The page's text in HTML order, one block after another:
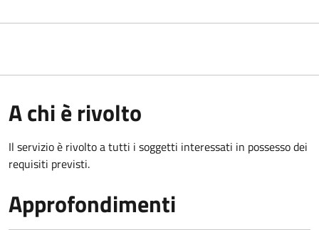
A chi è rivolto
Il servizio è rivolto a tutti i soggetti interessati in possesso dei
requisiti previsti.
Approfondimenti